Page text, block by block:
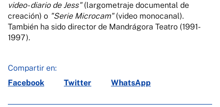
video- diario de Jess"(largometraje documental de
creación) o "Serie Microcam"(video monocanal).
También ha sido director de Mandrágora Teatro (1991-
1997).
Compartir en:
Facebook
Twitter WhatsApp